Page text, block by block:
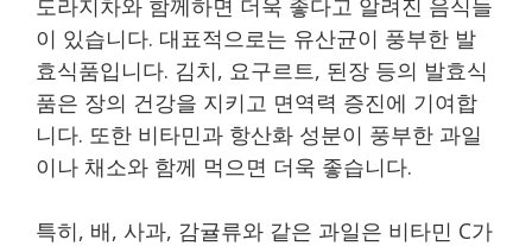
이 있습니다. 대표적으로는 유산균이 풍부한 발
효식품입니다. 김치, 요구르트, 된장 등의 발효식
품은 장의 건강을 지키고 면역력 증진에 기여합
니다. 또한 비타민과 항산화 성분이 풍부한 과일
이나 채소와 함께 먹으면 더욱 좋습니다.
특히, 배, 사과, 감귤류와 같은 과일은 비타민 C가